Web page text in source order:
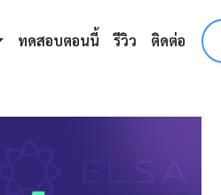
ทดสอบตอนนี้ รีวิว ติดต่อ